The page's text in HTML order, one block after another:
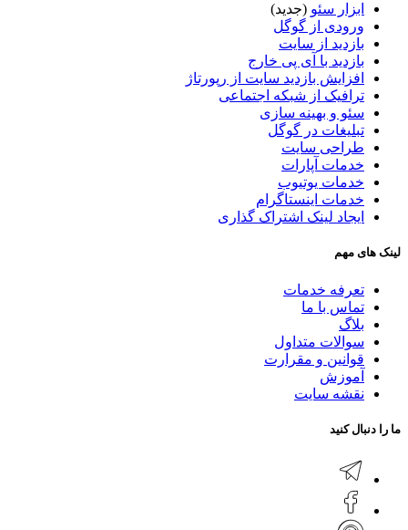
ابزار سئو (جدید)
ورودی از گوگل
بازدید از سایت
بازدید با آی پی خارج
افزایش بازدید سایت از رپورتاژ
ترافیک از شبکه اجتماعی
سئو و بهینه سازی
تبلیغات در گوگل
طراحی سایت
خدمات آپارات
خدمات یوتیوب
خدمات اینستاگرام
ایجاد لینک اشتراک گذاری
لینک های مهم
تعرفه خدمات
تماس با ما
بلاگ
سوالات متداول
قوانین و مقرارت
آموزش
نقشه سایت
ما را دنبال کنید